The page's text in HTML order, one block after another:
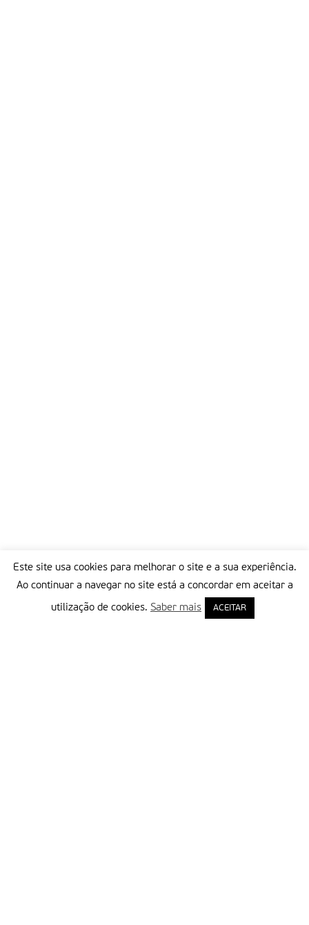
Este site usa cookies para melhorar o site e a sua experiência.
Ao continuar a navegar no site está a concordar em aceitar a
utilização de cookies. Saber mais ACEITAR